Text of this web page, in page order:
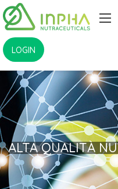
LOGIN
ALTA QUALITÀ